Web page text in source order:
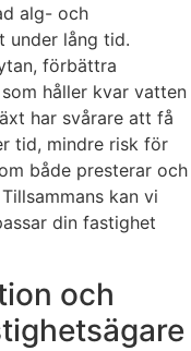
alg- och
under lång tid.
förbättra
håller kvar vatten
har svårare att få
tid, mindre risk för
både presterar och
kan vi
din fastighet
och